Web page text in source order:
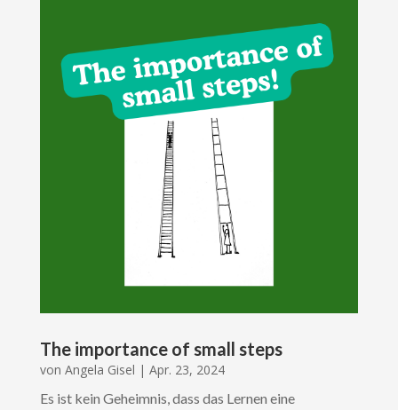
The importance of small steps
von Angela Gisel | Apr. 23, 2024
Es ist kein Geheimnis, dass das Lernen eine